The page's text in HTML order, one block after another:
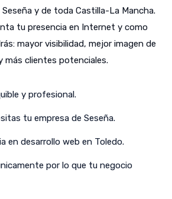
y de toda Castilla-La Mancha.
tu presencia en Internet y como
mayor visibilidad, mejor imagen de
más clientes potenciales.
y profesional.
tu empresa de Seseña.
en desarrollo web en Toledo.
por lo que tu negocio